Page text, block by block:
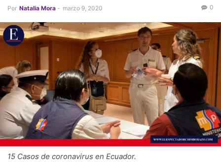
Por Natalia Mora - marzo 9, 2020 0
15 Casos de coronavirus en Ecuador.